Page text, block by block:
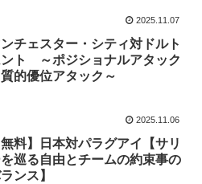
2025.11.07
チェスター・シティ対ドルト
ト ～ポジショナルアタック
的優位アタック～
2025.11.06
無料】日本対パラグアイ【サリ
巡る自由とチームの約束事の
ンス】